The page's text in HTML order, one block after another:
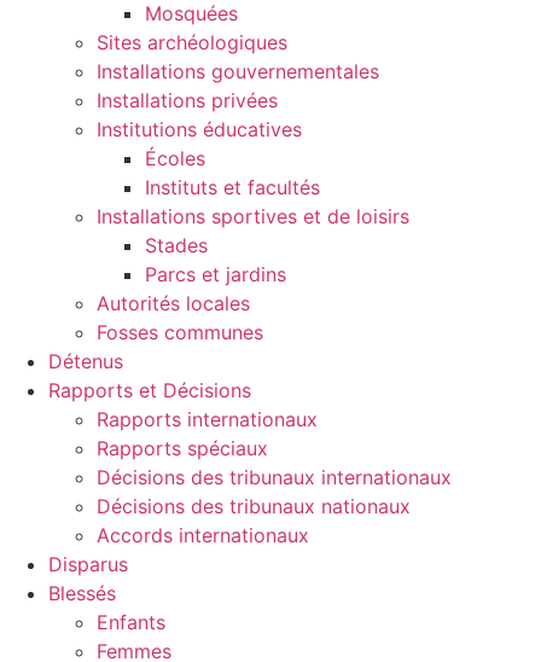
Mosquées
Sites archéologiques
Installations gouvernementales
Installations privées
Institutions éducatives
Écoles
Instituts et facultés
Installations sportives et de loisirs
Stades
Parcs et jardins
Autorités locales
Fosses communes
Détenus
Rapports et Décisions
Rapports internationaux
Rapports spéciaux
Décisions des tribunaux internationaux
Décisions des tribunaux nationaux
Accords internationaux
Disparus
Blessés
Enfants
Femmes